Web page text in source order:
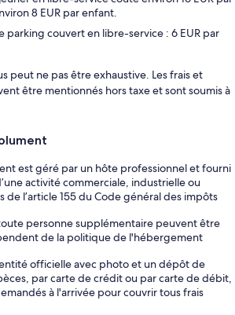
8 EUR par enfant.
parking couvert en libre-service : 6 EUR par
peut ne pas être exhaustive. Les frais et
être mentionnés hors taxe et sont soumis à
est géré par un hôte professionnel et fourni
activité commerciale, industrielle ou
de l’article 155 du Code général des impôts
personne supplémentaire peuvent être
de la politique de l'hébergement
officielle avec photo et un dépôt de
par carte de crédit ou par carte de débit,
à l'arrivée pour couvrir tous frais